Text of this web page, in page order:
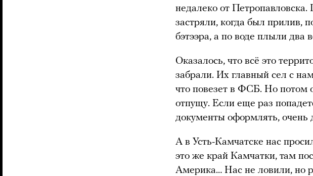
недалеко от
застряли, когда был прилив,
бэтээра, а по воде плыли
Оказалось, что всё это
забрали. Их главный сел с
что повезет в ФСБ. Но потом
отпущу. Если еще раз
документы оформлять, очень
А в Усть-Камчатске нас
это же край Камчатки, там
Америка… Нас не ловили, но